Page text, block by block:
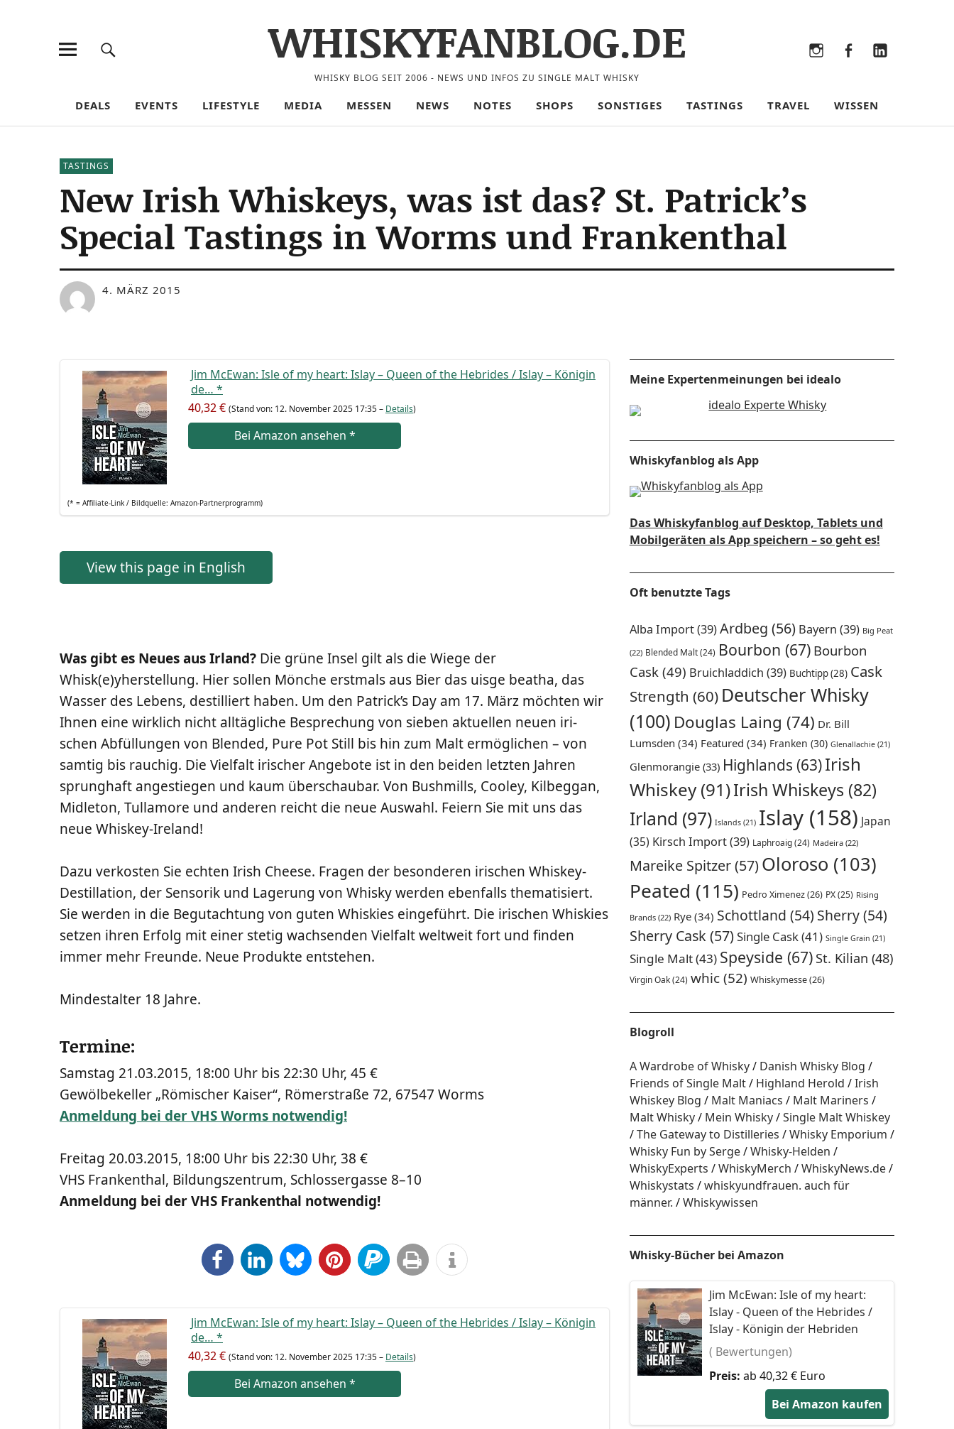
WHISKYFANBLOG.DE
WHISKY BLOG SEIT 2006 - NEWS UND INFOS ZU SINGLE MALT WHISKY
DEALS EVENTS LIFESTYLE MEDIA MESSEN NEWS NOTES SHOPS SONSTIGES TASTINGS TRAVEL WISSEN
TASTINGS
New Irish Whiskeys, was ist das? St. Patrick’s
Special Tastings in Worms und Frankenthal
4. MÄRZ 2015
Jim McE­wan: Isle of my heart: Islay – Queen of the Hebri­des / Islay – Köni­gin
de… *
40,32 € (Stand von: 12. Novem­ber 2025 17:35 – Details)
Bei Ama­zon anse­hen *
(* = Affi­lia­te-Link / Bild­quel­le: Amazon-Partnerprogramm)
View this page in English
Was gibt es Neu­es aus Irland? Die grü­ne Insel gilt als die Wie­ge der
Whisk(e)yherstellung. Hier sol­len Mön­che erst­mals aus Bier das uis­ge bea­tha, das
Was­ser des Lebens, destil­liert haben. Um den Patrick’s Day am 17. März möch­ten wir
Ihnen eine wirk­lich nicht all­täg­li­che Bespre­chung von sie­ben aktu­el­len neu­en iri­
schen Abfül­lun­gen von Blen­ded, Pure Pot Still bis hin zum Malt ermög­li­chen – von
sam­tig bis rau­chig. Die Viel­falt iri­scher Ange­bo­te ist in den bei­den letz­ten Jah­ren
sprung­haft ange­stie­gen und kaum über­schau­bar. Von Bush­mills, Coo­ley, Kil­be­ggan,
Mid­le­ton, Tull­amo­re und ande­ren reicht die neue Aus­wahl. Fei­ern Sie mit uns das
neue Whiskey-Ireland!
Dazu ver­kos­ten Sie ech­ten Irish Cheese. Fra­gen der beson­de­ren iri­schen Whis­key-
Destil­la­ti­on, der Sen­so­rik und Lage­rung von Whis­ky wer­den eben­falls the­ma­ti­siert.
Sie wer­den in die Begut­ach­tung von guten Whis­kies ein­ge­führt. Die iri­schen Whis­kies
set­zen ihren Erfolg mit einer ste­tig wach­sen­den Viel­falt welt­weit fort und fin­den
immer mehr Freun­de. Neue Pro­duk­te entstehen.
Min­dest­al­ter 18 Jahre.
Termine:
Sams­tag 21.03.2015, 18:00 Uhr bis 22:30 Uhr, 45 €
Gewöl­be­kel­ler „Römi­scher Kai­ser“, Römer­stra­ße 72, 67547 Worms
Anmel­dung bei der VHS Worms notwendig!
Frei­tag 20.03.2015, 18:00 Uhr bis 22:30 Uhr, 38 €
VHS Fran­ken­thal, Bil­dungs­zen­trum, Schlos­ser­gas­se 8–10
Anmel­dung bei der VHS Fran­ken­thal notwendig!
Jim McE­wan: Isle of my heart: Islay – Queen of the Hebri­des / Islay – Köni­gin
de… *
40,32 € (Stand von: 12. Novem­ber 2025 17:35 – Details)
Bei Ama­zon anse­hen *
Meine Expertenmeinungen bei idealo
Whiskyfanblog als App
Das Whiskyfanblog auf Desktop, Tablets und
Mobilgeräten als App speichern – so geht es!
Oft benutzte Tags
Alba Import(39)Ardbeg (56) Bayern (39) Big Peat
(22) Blended Malt(24) Bourbon (67) Bourbon
Cask(49) Bruichladdich (39) Buchtipp(28) Cask
Strength (60) Deutscher Whisky
(100) Douglas Laing (74) Dr. Bill
Lumsden (34) Featured (34) Franken (30) Glenallachie(21)
Glenmorangie(33) Highlands (63)Irish
Whiskey(91)Irish Whiskeys (82)
Irland (97) Islands(21) Islay(158) Japan
(35) Kirsch Import(39) Laphroaig(24) Madeira(22)
Mareike Spitzer(57)Oloroso (103)
Peated (115) Pedro Ximenez(26) PX(25) Rising
Brands(22) Rye(34) Schottland (54) Sherry(54)
Sherry Cask (57)Single Cask(41) Single Grain (21)
Single Malt(43) Speyside (67) St. Kilian (48)
Virgin Oak(24) whic(52) Whiskymesse(26)
Blogroll
A Wardrobe of Whisky
Danish Whisky Blog
Friends of Single Malt
Highland Herold
Irish
Whiskey Blog
Malt Maniacs
Malt Mariners
Malt Whisky
Mein Whisky
Single Malt Whiskey
The Gateway to Distilleries
Whisky Emporium
Whisky Fun by Serge
Whisky-Helden
WhiskyExperts
WhiskyMerch
WhiskyNews.de
Whiskystats
whiskyundfrauen. auch für
männer.
Whiskywissen
Whisky-Bücher bei Amazon
Jim McEwan: Isle of my heart:
Islay - Queen of the Hebrides /
Islay - Königin der Hebriden
( Bewertungen)
Preis: ab 40,32 € Euro
Bei Amazon kaufen